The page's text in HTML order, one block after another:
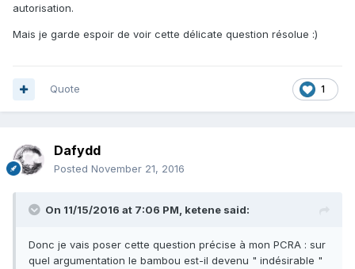
autorisation.
Mais je garde espoir de voir cette délicate question résolue :)
1
Quote
Dafydd
Posted November 21, 2016
On 11/15/2016 at 7:06 PM, ketene said:
Donc je vais poser cette question précise à mon PCRA : sur
quel argumentation le bambou est-il devenu " indésirable "